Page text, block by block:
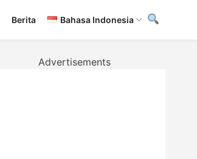
Berita Bahasa Indonesia
Advertisements